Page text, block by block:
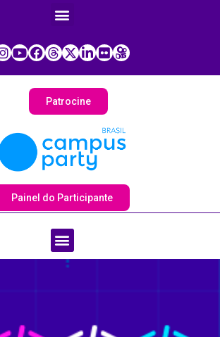
Patrocine
Painel do Participante